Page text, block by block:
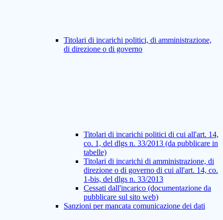
Titolari di incarichi politici, di amministrazione,
di direzione o di governo
Titolari di incarichi politici di cui all'art. 14,
co. 1, del dlgs n. 33/2013 (da pubblicare in
tabelle)
Titolari di incarichi di amministrazione, di
direzione o di governo di cui all'art. 14, co.
1-bis, del dlgs n. 33/2013
Cessati dall'incarico (documentazione da
pubblicare sul sito web)
Sanzioni per mancata comunicazione dei dati